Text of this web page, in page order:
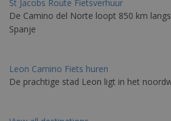
St Jacobs Route Fietsverhuur
De Camino del Norte loopt 850 km
Spanje
Leon Camino Fiets huren
De prachtige stad Leon ligt in het